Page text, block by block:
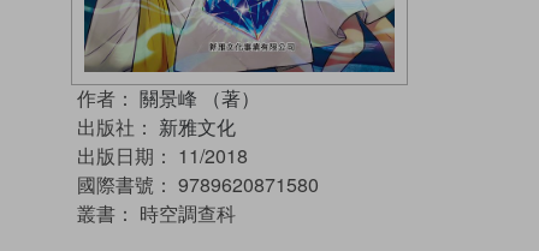
作者： 關景峰 （著）
出版社： 新雅文化
出版日期： 11/2018
國際書號： 9789620871580
叢書： 時空調查科